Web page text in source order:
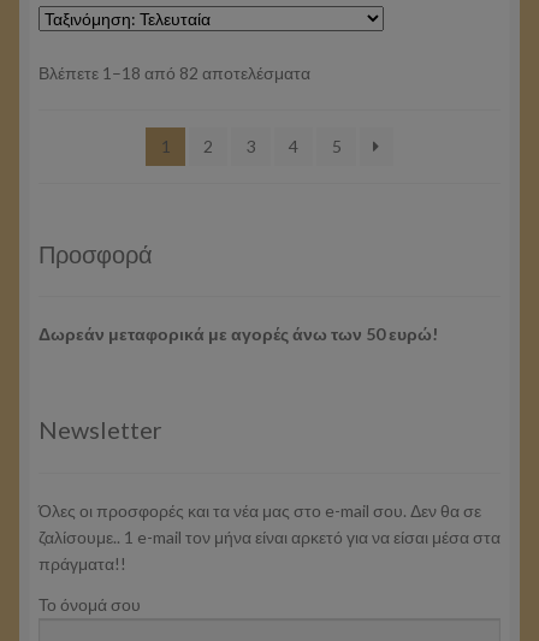
Βλέπετε 1–18 από 82 αποτελέσματαSorted
1
2 3 4 5
Προσφορά
Δωρεάν μεταφορικά με αγορές άνω των 50 ευρώ!
Newsletter
Όλες οι προσφορές και τα νέα μας στο e-mail σου. Δεν θα σε
ζαλίσουμε.. 1 e-mail τον μήνα είναι αρκετό για να είσαι μέσα στα
πράγματα!!
Το όνομά σου